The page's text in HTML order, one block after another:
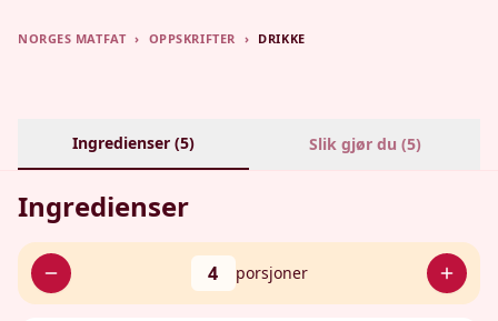
NORGES MATFAT › OPPSKRIFTER › DRIKKE
Ingredienser (5) Slik gjør du (5)
Ingredienser
4 porsjoner